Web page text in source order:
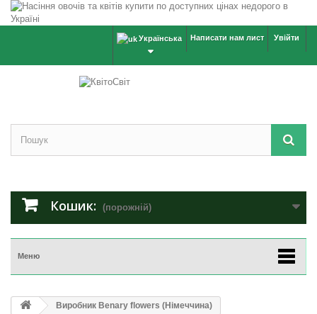
Увійти
Написати нам лист
Українська
Кошик: (порожній)
Меню
Виробник Benary flowers (Німеччина)